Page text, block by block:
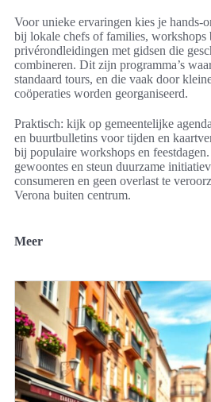
Voor unieke ervaringen kies je hands-
bij lokale chefs of families, workshops
privérondleidingen met gidsen die
combineren. Dit zijn programma’s
standaard tours, en die vaak door
coöperaties worden georganiseerd.
Praktisch: kijk op gemeentelijke
en buurtbulletins voor tijden en
bij populaire workshops en
gewoontes en steun duurzame
consumeren en geen overlast te
Verona buiten centrum.
Meer